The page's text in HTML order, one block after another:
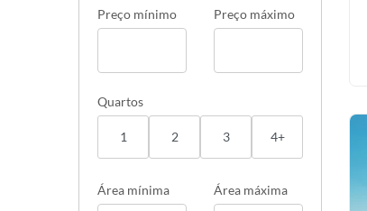
Preço mínimo Preço máximo
Quartos
1 2 3 4+
Área mínima Área máxima